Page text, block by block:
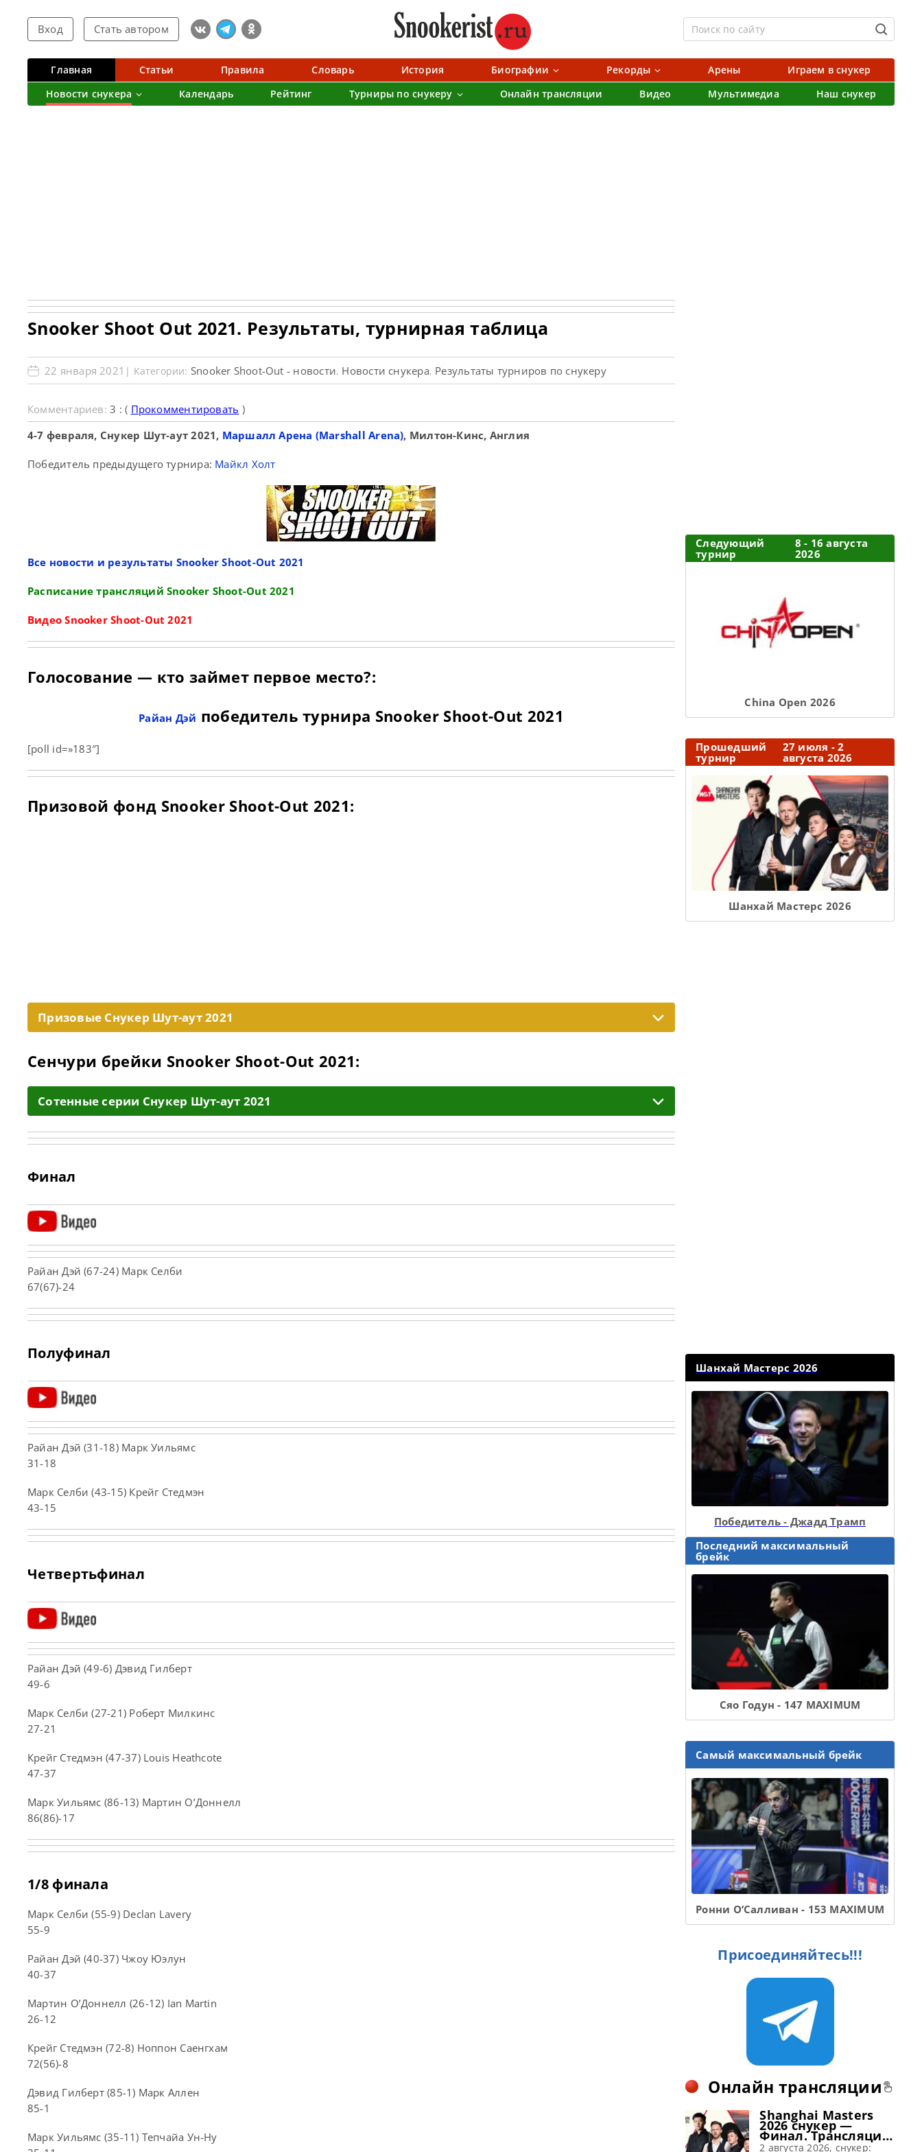
Вход Стать автором
Главная Статьи Правила Словарь История Биографии Рекорды Арены
Играем в снукер
Новости снукера
Календарь Рейтинг Турниры по снукеру Онлайн трансляции Видео Мультимедиа Наш снукер
Snooker Shoot Out 2021. Результаты, турнирная таблица
22 января 2021 | Категории: Snooker Shoot-Out - новости, Новости снукера, Результаты турниров по снукеру
Комментариев:3 : ( Прокомментировать )
4-7 февраля, Снукер Шут-аут 2021, Маршалл Арена (Marshall Arena), Милтон-Кинс, Англия
Победитель предыдущего турнира: Майкл Холт
Все новости и результаты Snooker Shoot-Out 2021
Расписание трансляций Snooker Shoot-Out 2021
Видео Snooker Shoot-Out 2021
Голосование — кто займет первое место?:
Райан Дэй победитель турнира Snooker Shoot-Out 2021
[poll id=»183″]
Призовой фонд Snooker Shoot-Out 2021:
Призовые Снукер Шут-аут 2021
Сенчури брейки Snooker Shoot-Out 2021:
Cотенные серии Снукер Шут-аут 2021
Финал
Райан Дэй (67-24) Марк Селби
67(67)-24
Полуфинал
Райан Дэй (31-18) Марк Уильямс
31-18
Марк Селби (43-15) Крейг Стедмэн
43-15
Четвертьфинал
Райан Дэй (49-6) Дэвид Гилберт
49-6
Марк Селби (27-21) Роберт Милкинс
27-21
Крейг Стедмэн (47-37) Louis Heathcote
47-37
Марк Уильямс (86-13) Мартин О’Доннелл
86(86)-17
1/8 финала
Марк Селби (55-9) Declan Lavery
55-9
Райан Дэй (40-37) Чжоу Юэлун
40-37
Мартин О’Доннелл (26-12) Ian Martin
26-12
Крейг Стедмэн (72-8) Ноппон Саенгхам
72(56)-8
Дэвид Гилберт (85-1) Марк Аллен
85-1
Марк Уильямс (35-11) Тепчайа Ун-Ну
Следующий
турнир
8 - 16 августа
2026
Сhina Open 2026
Прошедший
турнир
27 июля - 2
августа 2026
Шанхай Мастерс 2026
Шанхай Мастерс 2026
Победитель - Джадд Трамп
Последний максимальный
брейк
Сяо Годун - 147 MAXIMUM
Самый максимальный брейк
Ронни О’Салливан - 153 MAXIMUM
Присоединяйтесь!!!
Онлайн трансляции
Shanghai Masters
2026 снукер —
Финал. Трансляции
расписание
2 августа 2026, снукер: